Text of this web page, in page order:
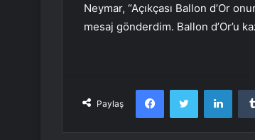
Neymar, “Açıkçası Ballon d’Or
mesaj gönderdim. Ballon d’Or’u
Paylaş
FacebookTwitter